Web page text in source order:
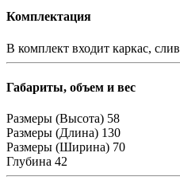
Комплектация
В комплект входит каркас, слив
Габариты, объем и вес
Размеры (Высота) 58
Размеры (Длина) 130
Размеры (Ширина) 70
Глубина 42